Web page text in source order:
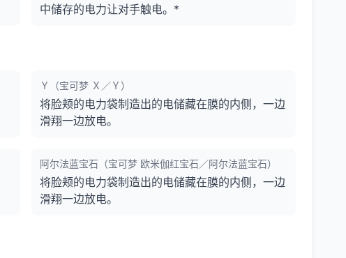
中储存的电力让对手触电。*
Ｙ（宝可梦 Ｘ／Ｙ）
将脸颊的电力袋制造出的电储藏在膜的内侧，一边
滑翔一边放电。
阿尔法蓝宝石（宝可梦 欧米伽红宝石／阿尔法蓝宝石）
将脸颊的电力袋制造出的电储藏在膜的内侧，一边
滑翔一边放电。